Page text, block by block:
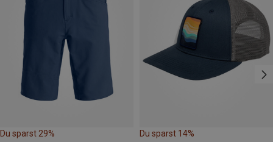
Du sparst 29% Du sparst 14%